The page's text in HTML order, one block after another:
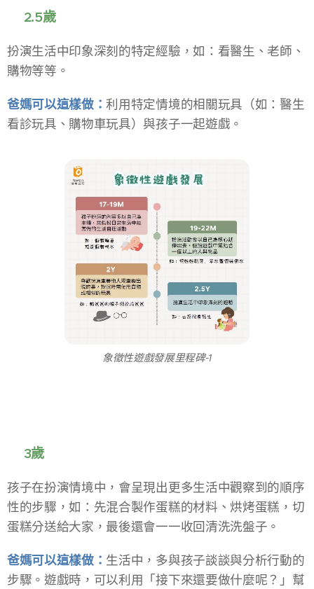
📍2.5歲
扮演生活中印象深刻的特定經驗，如：看醫生、老師、
購物等等。
爸媽可以這樣做：利用特定情境的相關玩具（如：醫生
看診玩具、購物車玩具）與孩子一起遊戲。
象徵性遊戲發展里程碑-1
📍3歲
孩子在扮演情境中，會呈現出更多生活中觀察到的順序
性的步驟，如：先混合製作蛋糕的材料、烘烤蛋糕，切
蛋糕分送給大家，最後還會一一收回清洗洗盤子。
爸媽可以這樣做： 生活中，多與孩子談談與分析行動的
步驟。遊戲時，可以利用「接下來還要做什麼呢？」幫